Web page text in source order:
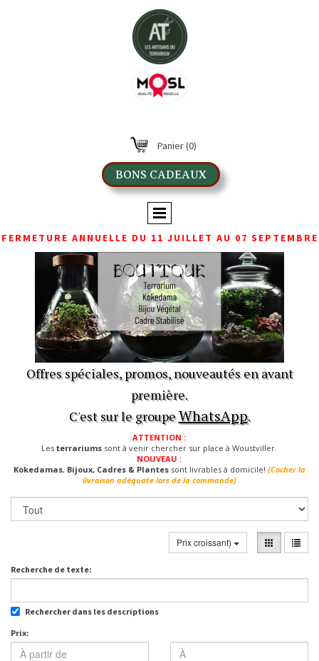
Panier(0)
BONS CADEAUX
FERMETURE ANNUELLE DU 11 JUILLET AU 07 SEPTEMBRE
Offres spéciales, promos, nouveautés en avant
première.
C'est sur le groupeWhatsApp.
ATTENTION :
Lesterrariums sont à venir chercher sur place à Woustviller.
NOUVEAU :
Kokedamas, Bijoux, Cadres & Plantessont livrables à domicile! (Cocher la
livraison adéquate lors de la commande)
Prix croissant)
Recherche de texte:
Rechercher dans les descriptions
Prix: